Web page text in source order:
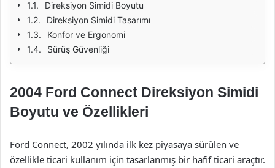
Direksiyon Simidi Boyutu
Direksiyon Simidi Tasarımı
Konfor ve Ergonomi
Sürüş Güvenliği
2004 Ford Connect Direksiyon Simidi
Boyutu ve Özellikleri
Ford Connect, 2002 yılında ilk kez piyasaya sürülen ve
özellikle ticari kullanım için tasarlanmış bir hafif ticari araçtır.